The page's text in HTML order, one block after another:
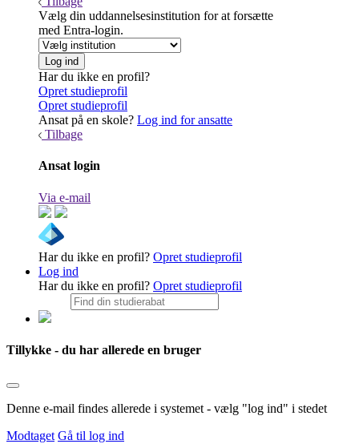
Vælg din uddannelsesinstitution for at forsætte
med Entra-login.
Har du ikke en profil?
Opret studieprofil
Opret studieprofil
Ansat på en skole? Log ind for ansatte
Tilbage
Ansat login
Via e-mail
Har du ikke en profil? Opret studieprofil
Log ind
Har du ikke en profil? Opret studieprofil
Tillykke - du har allerede en bruger
Denne e-mail findes allerede i systemet - vælg "log ind" i stedet
Modtaget Gå til log ind